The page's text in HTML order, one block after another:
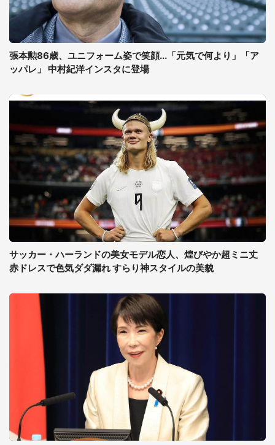
張本勲86歳、ユニフォーム姿で笑顔...「元気で何より」「ア
ッパレ」 中村紀洋インスタに登場
サッカー・ハーランドの美女モデル恋人、煌びやか超ミニ丈
赤ドレスで色気ダダ漏れ すらり神スタイルの美貌